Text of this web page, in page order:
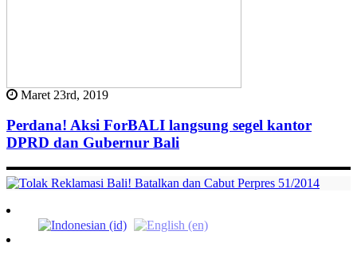
Maret 23rd, 2019
Perdana! Aksi ForBALI langsung segel kantor
DPRD dan Gubernur Bali